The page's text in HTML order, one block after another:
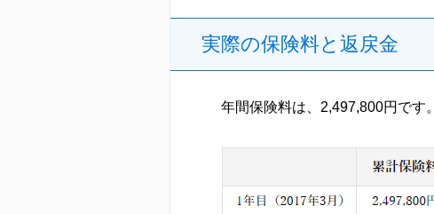
実際の保険料と返戻金
年間保険料は、2,497,800円です。